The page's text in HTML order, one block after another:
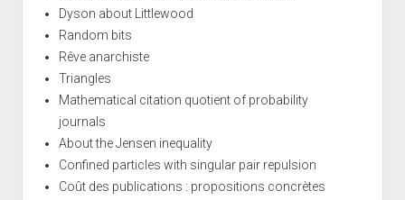
Dyson about Littlewood
Random bits
Rêve anarchiste
Triangles
Mathematical citation quotient of probability
journals
About the Jensen inequality
Confined particles with singular pair repulsion
Coût des publications : propositions concrètes